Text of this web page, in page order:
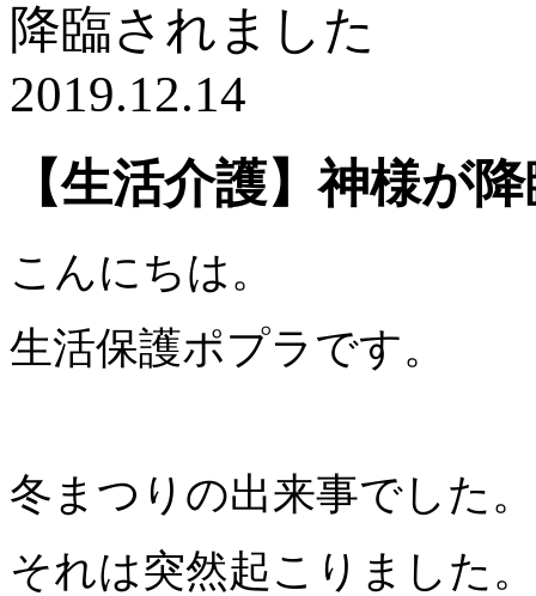
降臨されました
2019.12.14
【生活介護】神様が
こんにちは。
生活保護ポプラです。
冬まつりの出来事でした。
それは突然起こりました。